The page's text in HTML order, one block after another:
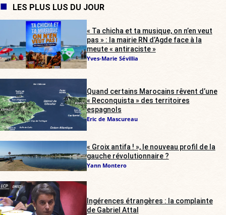
LES PLUS LUS DU JOUR
« Ta chicha et ta musique, on n’en veut
pas » : la mairie RN d’Agde face à la
meute « antiraciste »
Yves-Marie Sévillia
Quand certains Marocains rêvent d’une
« Reconquista » des territoires
espagnols
Eric de Mascureau
« Groix antifa ! », le nouveau profil de la
gauche révolutionnaire ?
Yann Montero
Ingérences étrangères : la complainte
de Gabriel Attal